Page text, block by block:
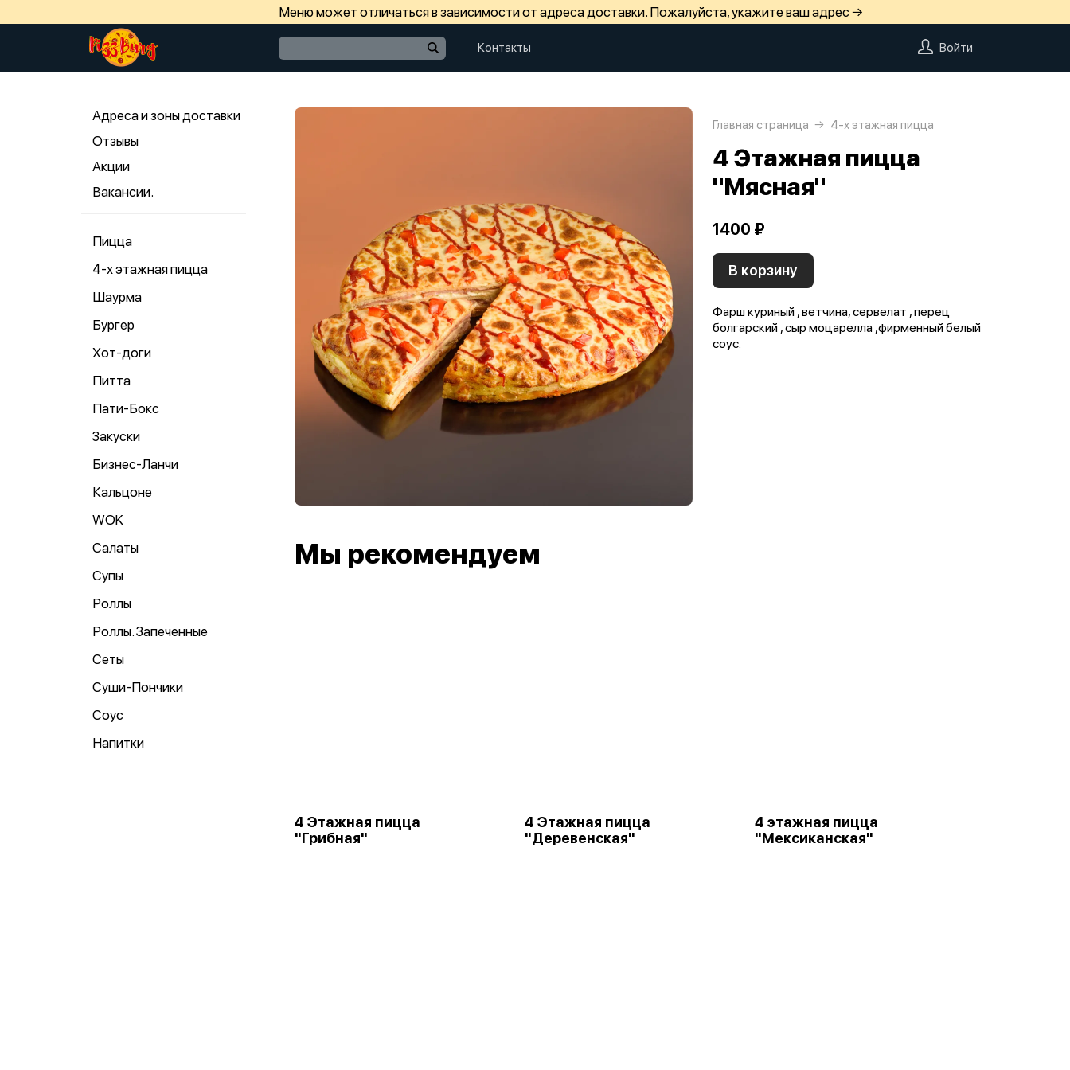
Меню может отличаться в зависимости от адреса доставки. Пожалуйста, укажите ваш адрес →
Контакты Войти
Адреса и зоны доставки
Отзывы
Акции
Вакансии.
Пицца
4-х этажная пицца
Шаурма
Бургер
Хот-доги
Питта
Пати-Бокс
Закуски
Бизнес-Ланчи
Кальцоне
WOK
Салаты
Супы
Роллы
Роллы. Запеченные
Сеты
Суши-Пончики
Соус
Напитки
Главная страница 4-х этажная пицца
4 Этажная пицца
"Мясная"
1400 ₽
В корзину
Фарш куриный , ветчина, сервелат , перец
болгарский , сыр моцарелла ,фирменный белый
соус.
Мы рекомендуем
4 Этажная пицца
"Грибная"
4 Этажная пицца
"Деревенская"
4 этажная пицца
"Мексиканская"